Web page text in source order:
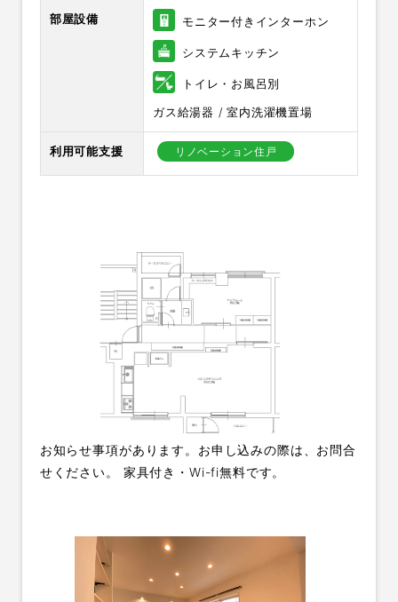
部屋設備 モニター付きインターホン
システムキッチン
トイレ・お風呂別
ガス給湯器 / 室内洗濯機置場
利用可能支援 リノベーション住戸
お知らせ事項があります。お申し込みの際は、お問合
せください。 家具付き・Wi-fi無料です。